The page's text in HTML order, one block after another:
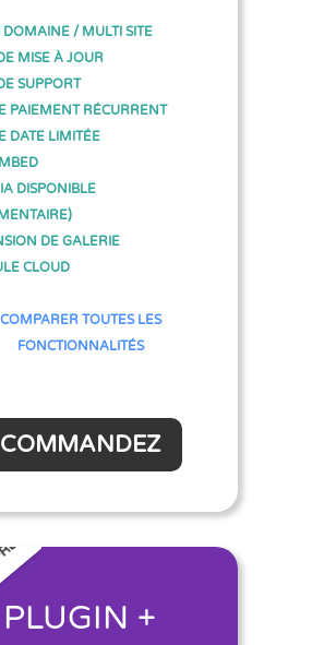
DOMAINE / MULTI SITE
MISE À JOUR
SUPPORT
PAIEMENT RÉCURRENT
DATE LIMITÉE
DISPONIBLE
DE GALERIE
CLOUD
COMPARER TOUTES LES
FONCTIONNALITÉS
COMMANDEZ
PLUGIN +